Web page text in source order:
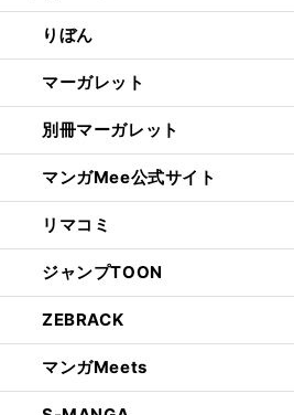
りぼん
マーガレット
別冊マーガレット
マンガMee公式サイト
リマコミ
ジャンプTOON
ZEBRACK
マンガMeets